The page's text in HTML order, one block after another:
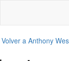
Volver a Anthony